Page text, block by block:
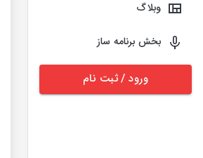
وبلاگ
بخش برنامه ساز
ورود / ثبت نام